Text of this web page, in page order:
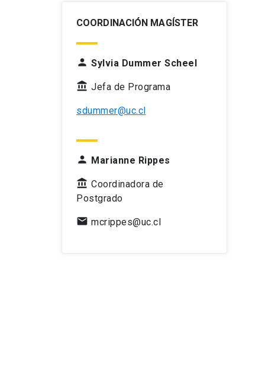
COORDINACIÓN MAGÍSTER
person Sylvia Dummer Scheel
account_balance Jefa de Programa
sdummer@uc.cl
person Marianne Rippes
account_balance Coordinadora de
Postgrado
mail mcrippes@uc.cl